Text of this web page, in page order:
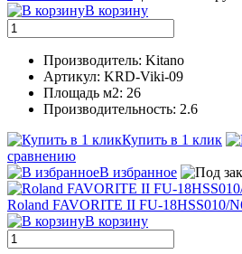
В корзину
Производитель: Kitano
Артикул: KRD-Viki-09
Площадь м2: 26
Производительность: 2.6
Купить в 1 клик
сравнению
В избранное
Roland FAVORITE II FU-18HSS010/
В корзину